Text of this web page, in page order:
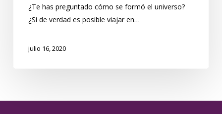
¿Te has preguntado cómo se formó el universo?
¿Si de verdad es posible viajar en…
julio 16, 2020